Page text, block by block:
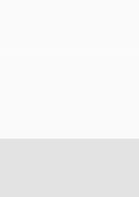
slide
slide